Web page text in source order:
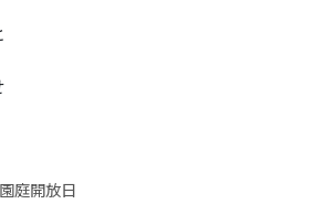
庭開放日